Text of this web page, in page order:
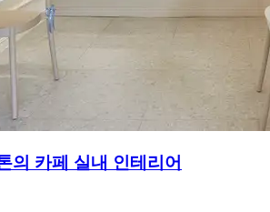
의 카페 실내 인테리어